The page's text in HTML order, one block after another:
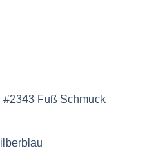
#2343 Fuß Schmuck